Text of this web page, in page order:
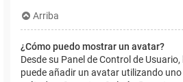
Arriba
¿Cómo puedo mostrar un avatar?
Desde su Panel de Control de Usuario,
puede añadir un avatar utilizando